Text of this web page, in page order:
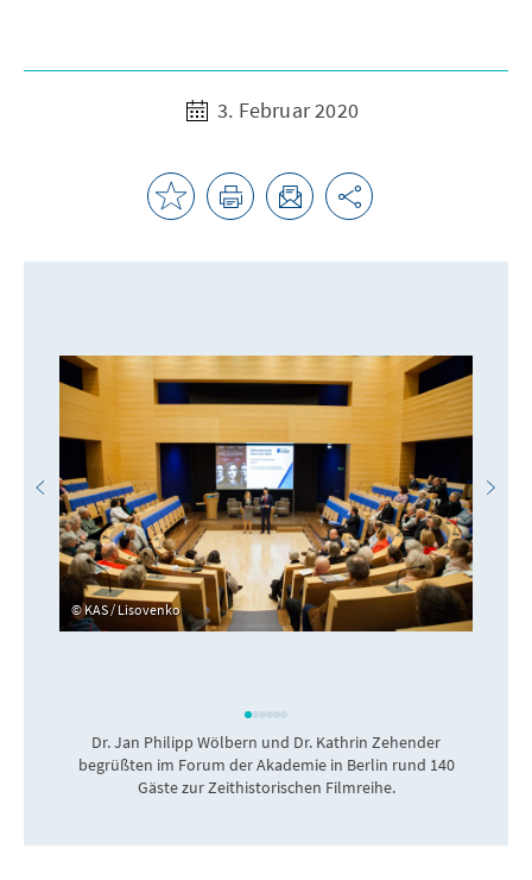
3. Februar 2020
KAS / Lisovenko
Dr. Jan Philipp Wölbern und Dr. Kathrin Zehender
begrüßten im Forum der Akademie in Berlin rund 140
Gäste zur Zeithistorischen Filmreihe.